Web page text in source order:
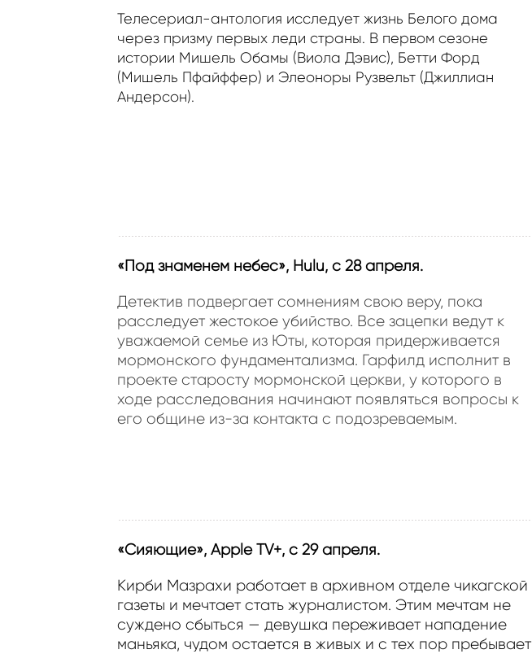
Телесериал-антология исследует жизнь Белого дома
через призму первых леди страны. В первом сезоне
истории Мишель Обамы (Виола Дэвис), Бетти Форд
(Мишель Пфайффер) и Элеоноры Рузвельт (Джиллиан
Андерсон).
«Под знаменем небес», Hulu, с 28 апреля.
Детектив подвергает сомнениям свою веру, пока
расследует жестокое убийство. Все зацепки ведут к
уважаемой семье из Юты, которая придерживается
мормонского фундаментализма. Гарфилд исполнит в
проекте старосту мормонской церкви, у которого в
ходе расследования начинают появляться вопросы к
его общине из-за контакта с подозреваемым.
«Сияющие», Apple TV+, с 29 апреля.
Кирби Мазрахи работает в архивном отделе чикагской
газеты и мечтает стать журналистом. Этим мечтам не
суждено сбыться — девушка переживает нападение
маньяка, чудом остается в живых и с тех пор пребывает